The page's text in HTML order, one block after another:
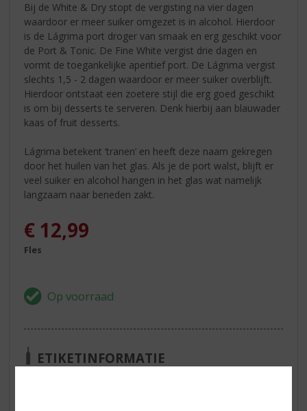
Bij de White & Dry stopt de vergisting na vier dagen
waardoor er meer suiker omgezet is in alcohol. Hierdoor
is de Lágrima port droger van smaak en erg geschikt voor
de Port & Tonic. De Fine White vergist drie dagen en
vormt de toegankelijke aperitief port. De Lágrima vergist
slechts 1,5 - 2 dagen waardoor er meer suiker overblijft.
Hierdoor ontstaat een zoetere stijl die erg goed geschikt
is om bij desserts te serveren. Denk hierbij aan blauwader
kaas of fruit desserts.
Lágrima betekent ‘tranen’ en heeft deze naam gekregen
door het huilen van het glas. Als je de port walst, blijft er
veel suiker en alcohol hangen in het glas wat namelijk
langzaam naar beneden zakt.
€ 12,99
Fles
ETIKETINFORMATIE